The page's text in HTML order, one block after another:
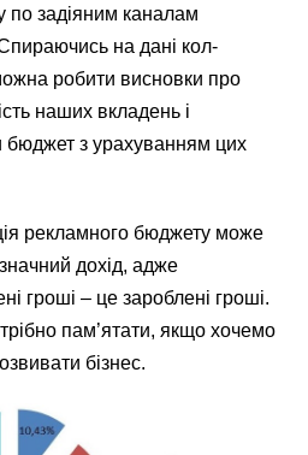
по задіяним каналам
на дані кол-
робити висновки про
наших вкладень і
бюджет з урахуванням цих
рекламного бюджету може
дохід, адже
гроші – це зароблені гроші.
пам’ятати, якщо хочемо
бізнес.